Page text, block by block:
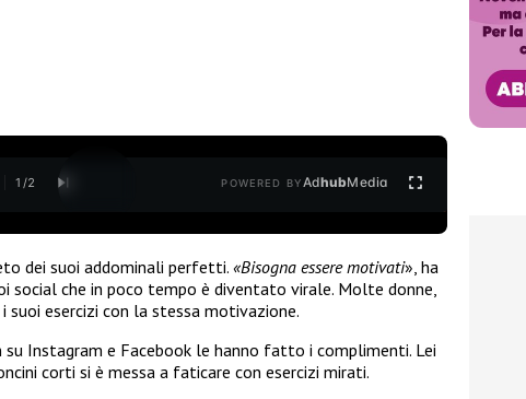
1 /2 POWERED BYAdhubMedia
dei suoi addominali perfetti. «Bisogna essere motivati», ha
social che in poco tempo è diventato virale. Molte donne,
esercizi con la stessa motivazione.
Instagram e Facebook le hanno fatto i complimenti. Lei
corti si è messa a faticare con esercizi mirati.